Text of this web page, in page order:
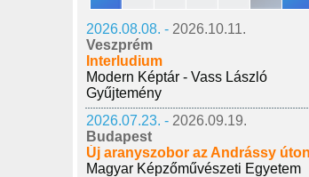
2026.08.08. - 2026.10.11.
Veszprém
Interludium
Modern Képtár - Vass László
Gyűjtemény
2026.07.23. - 2026.09.19.
Budapest
Új aranyszobor az Andrássy úton
Magyar Képzőművészeti Egyetem